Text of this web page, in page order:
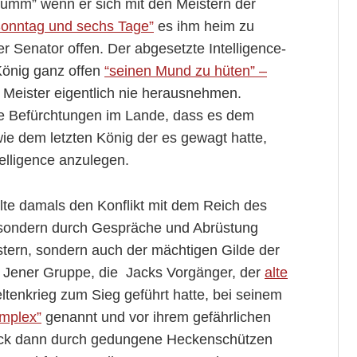
wenn er sich mit den Meistern der
und sechs Tage” es ihm heim zu
Senator offen. Der abgesetzte Intelligence-
ganz offen “seinen Mund zu hüten” –
eigentlich nie herausnehmen.
im Lande, dass es dem
dem letzten König der es gewagt hatte,
anzulegen.
damals den Konflikt mit dem Reich des
durch Gespräche und Abrüstung
sondern auch der mächtigen Gilde der
Gruppe, die Jacks Vorgänger, der alte
zum Sieg geführt hatte, bei seinem
genannt und vor ihrem gefährlichen
dann durch gedungene Heckenschützen